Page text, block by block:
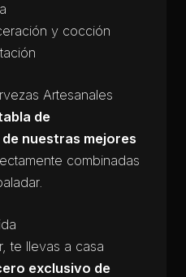
y cocción
Artesanales
de
de nuestras mejores
combinadas
te llevas a casa
exclusivo de